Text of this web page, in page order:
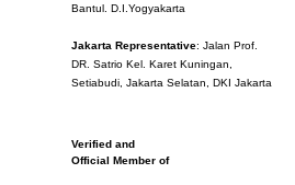
Bantul. D.I.Yogyakarta
Jakarta Representative: Jalan Prof.
DR. Satrio Kel. Karet Kuningan,
Setiabudi, Jakarta Selatan, DKI Jakarta
Verified and
Official Member of